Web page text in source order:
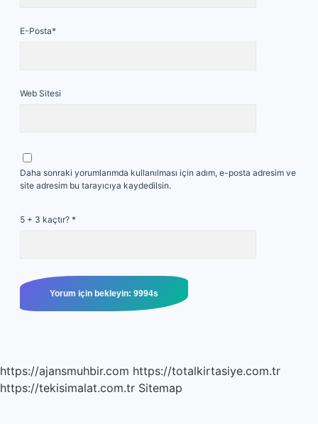
E-Posta*
Web Sitesi
Daha sonraki yorumlarımda kullanılması için adım, e-posta adresim ve
site adresim bu tarayıcıya kaydedilsin.
5 + 3 kaçtır? *
https://ajansmuhbir.com https://totalkirtasiye.com.tr
https://tekisimalat.com.tr Sitemap